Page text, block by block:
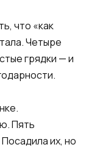
что «как
Четыре
грядки — и
Пять
их, но